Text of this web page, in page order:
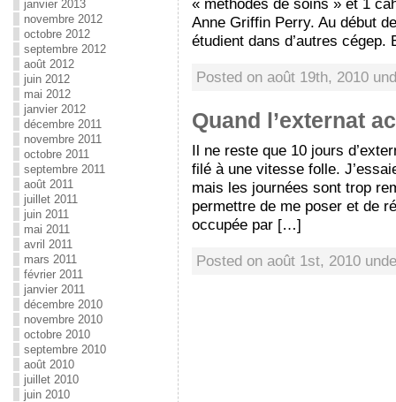
« méthodes de soins » et 1
Anne Griffin Perry. Au début
étudient dans d’autres
Posted on août 19th, 2010
Quand l’externat
Il ne reste que 10 jours
filé à une vitesse folle.
mais les journées sont trop
permettre de me poser et de
occupée par […]
Posted on août 1st, 2010
janvier 2013
novembre 2012
octobre 2012
septembre 2012
août 2012
juin 2012
mai 2012
janvier 2012
décembre 2011
novembre 2011
octobre 2011
septembre 2011
août 2011
juillet 2011
juin 2011
mai 2011
avril 2011
mars 2011
février 2011
janvier 2011
décembre 2010
novembre 2010
octobre 2010
septembre 2010
août 2010
juillet 2010
juin 2010